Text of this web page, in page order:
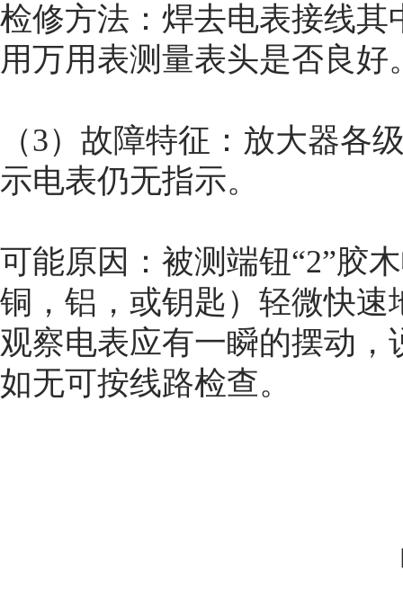
检修方法：焊去电表接线
用万用表测量表头是否良好
（3）故障特征：放大器各
示电表仍无指示。
可能原因：被测端钮“2”胶
铜，铝，或钥匙）轻微快速
观察电表应有一瞬的摆动
如无可按线路检查。